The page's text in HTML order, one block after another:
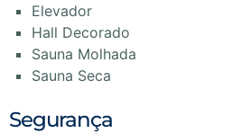
Elevador
Hall Decorado
Sauna Molhada
Sauna Seca
Segurança